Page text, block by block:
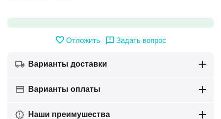
Отложить Задать вопрос
Варианты доставки
Варианты оплаты
Наши преимушества